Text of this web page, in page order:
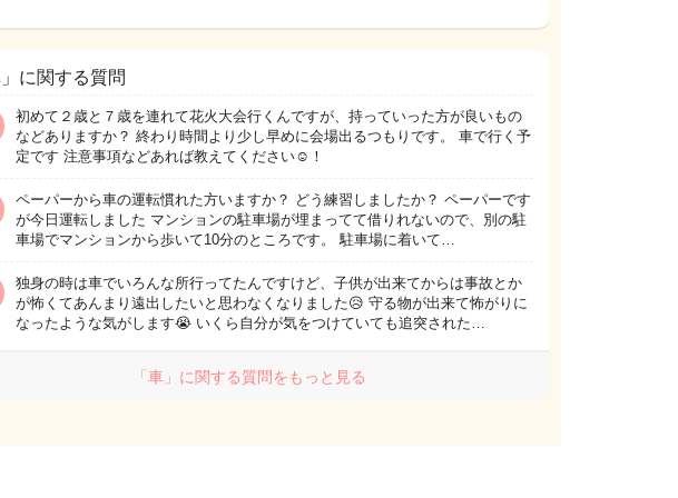
に関する質問
初めて２歳と７歳を連れて花火大会行くんですが、持っていった方が良いもの
などありますか？ 終わり時間より少し早めに会場出るつもりです。 車で行く予
定です 注意事項などあれば教えてください☺️！
ペーパーから車の運転慣れた方いますか？ どう練習しましたか？ ペーパーです
が今日運転しました マンションの駐車場が埋まってて借りれないので、別の駐
車場でマンションから歩いて10分のところです。 駐車場に着いて…
独身の時は車でいろんな所行ってたんですけど、子供が出来てからは事故とか
が怖くてあんまり遠出したいと思わなくなりました😥 守る物が出来て怖がりに
なったような気がします😭 いくら自分が気をつけていても追突された…
「車」に関する質問をもっと見る